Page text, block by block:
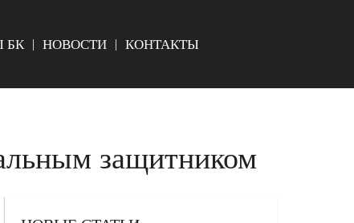
БК НОВОСТИ КОНТАКТЫ
защитником